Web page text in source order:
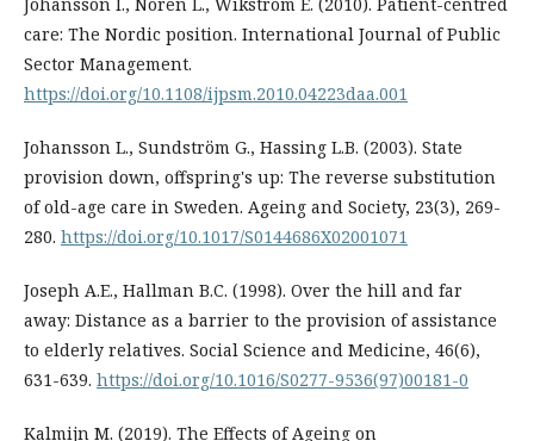
care: The Nordic position. International Journal of Public
Sector Management.
https://doi.org/10.1108/ijpsm.2010.04223daa.001
Johansson L., Sundström G., Hassing L.B. (2003). State
provision down, offspring's up: The reverse substitution
of old-age care in Sweden. Ageing and Society, 23(3), 269-
280. https://doi.org/10.1017/S0144686X02001071
Joseph A.E., Hallman B.C. (1998). Over the hill and far
away: Distance as a barrier to the provision of assistance
to elderly relatives. Social Science and Medicine, 46(6),
631-639. https://doi.org/10.1016/S0277-9536(97)00181-0
Kalmijn M. (2019). The Effects of Ageing on